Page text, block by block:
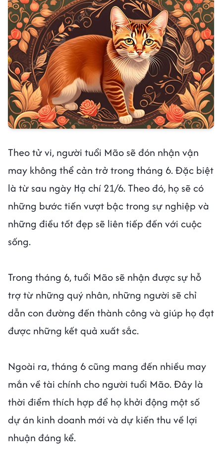
Theo tử vi, người tuổi Mão sẽ đón nhận vận
may không thể cản trở trong tháng 6. Đặc biệt
là từ sau ngày Hạ chí 21/6. Theo đó, họ sẽ có
những bước tiến vượt bậc trong sự nghiệp và
những điều tốt đẹp sẽ liên tiếp đến với cuộc
sống.
Trong tháng 6, tuổi Mão sẽ nhận được sự hỗ
trợ từ những quý nhân, những người sẽ chỉ
dẫn con đường đến thành công và giúp họ đạt
được những kết quả xuất sắc.
Ngoài ra, tháng 6 cũng mang đến nhiều may
mắn về tài chính cho người tuổi Mão. Đây là
thời điểm thích hợp để họ khởi động một số
dự án kinh doanh mới và dự kiến thu về lợi
nhuận đáng kể.